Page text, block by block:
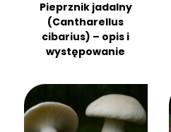
Pieprznik jadalny
(Cantharellus
cibarius) – opis i
występowanie